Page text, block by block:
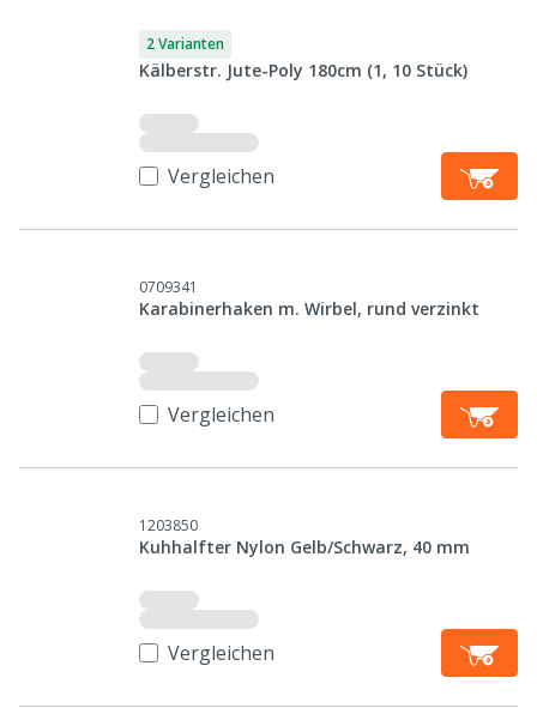
2 Varianten
Kälberstr. Jute-Poly 180cm (1, 10 Stück)
Vergleichen
0709341
Karabinerhaken m. Wirbel, rund verzinkt
Vergleichen
1203850
Kuhhalfter Nylon Gelb/Schwarz, 40 mm
Vergleichen